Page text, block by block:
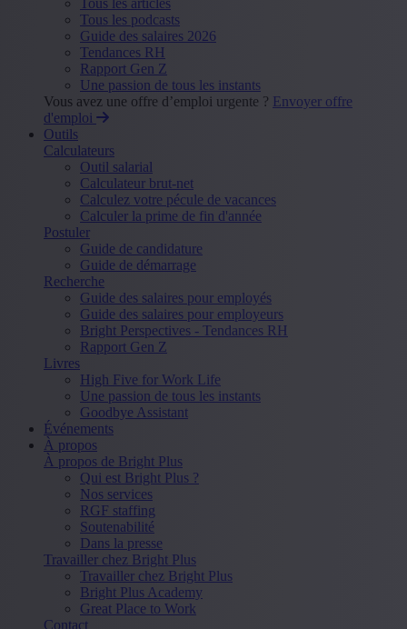
Tous les podcasts
Guide des salaires 2026
Tendances RH
Rapport Gen Z
Une passion de tous les instants
Vous avez une offre d’emploi urgente ? Envoyer offre
d'emploi
Outils
Calculateurs
Outil salarial
Calculateur brut-net
Calculez votre pécule de vacances
Calculer la prime de fin d'année
Postuler
Guide de candidature
Guide de démarrage
Recherche
Guide des salaires pour employés
Guide des salaires pour employeurs
Bright Perspectives - Tendances RH
Rapport Gen Z
Livres
High Five for Work Life
Une passion de tous les instants
Goodbye Assistant
Événements
À propos
À propos de Bright Plus
Qui est Bright Plus ?
Nos services
RGF staffing
Soutenabilité
Dans la presse
Travailler chez Bright Plus
Travailler chez Bright Plus
Bright Plus Academy
Great Place to Work
Contact